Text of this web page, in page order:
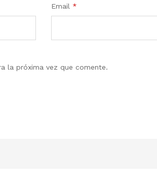
Email *
la próxima vez que comente.